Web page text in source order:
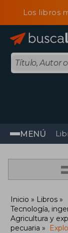
Los libros
MENÚ
Inicio
Libros
Tecnología,
Agricultura y
pecuaria